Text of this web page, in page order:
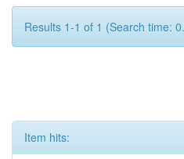
Results 1-1 of 1 (Search time:
Item hits: